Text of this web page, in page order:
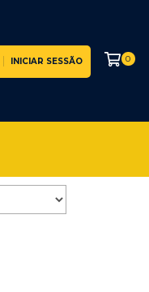
INICIAR SESSÃO 0